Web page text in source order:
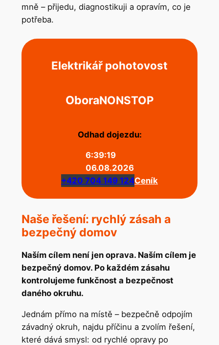
mně – přijedu, diagnostikuji a opravím, co je
potřeba.
Elektrikář pohotovost
OboraNONSTOP
Odhad dojezdu:
6:39:19
06.08.2026
+420 704 149 124Ceník
Naše řešení: rychlý zásah a
bezpečný domov
Naším cílem není jen oprava. Naším cílem je
bezpečný domov. Po každém zásahu
kontrolujeme funkčnost a bezpečnost
daného okruhu.
Jednám přímo na místě – bezpečně odpojím
závadný okruh, najdu příčinu a zvolím řešení,
které dává smysl: od rychlé opravy po